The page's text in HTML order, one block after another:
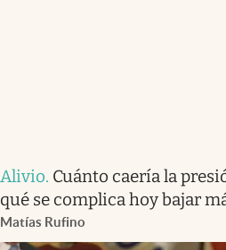
Alivio. Cuánto caería la
qué se complica hoy bajar
Matías Rufino